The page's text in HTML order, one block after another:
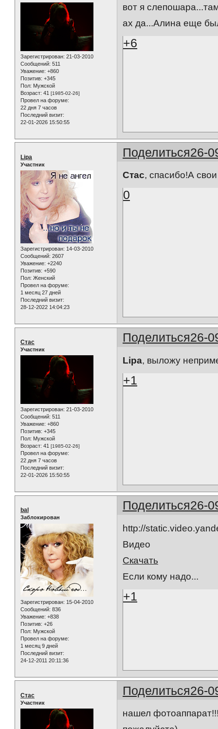
Зарегистрирован: 21-03-2010
Сообщений: 511
Уважение: +860
Позитив: +345
Пол: Мужской
Возраст: 41 [1985-02-26]
Провел на форуме:
22 дня 7 часов
Последний визит:
22-01-2026 15:50:55
вот я
ах да...Алина еще
+6
Поделиться26-
Lipa
Участник
Зарегистрирован: 14-03-2010
Сообщений: 2607
Уважение: +2240
Позитив: +590
Пол: Женский
Провел на форуме:
1 месяц 27 дней
Последний визит:
28-12-2022 14:04:23
Стас, спасибо!А
0
Поделиться26-
Стас
Участник
Зарегистрирован: 21-03-2010
Сообщений: 511
Уважение: +860
Позитив: +345
Пол: Мужской
Возраст: 41 [1985-02-26]
Провел на форуме:
22 дня 7 часов
Последний визит:
22-01-2026 15:50:55
Lipa, выложу
+1
Поделиться26-
bal
Заблокирован
Зарегистрирован: 15-04-2010
Сообщений: 836
Уважение: +838
Позитив: +26
Пол: Мужской
Провел на форуме:
1 месяц 9 дней
Последний визит:
24-12-2011 20:11:36
http://
Видео
Скачать
Если кому надо...
+1
Поделиться26-
Стас
Участник
нашел